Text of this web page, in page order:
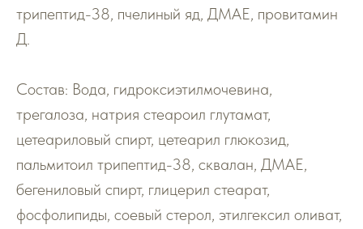
трипептид-38, пчелиный яд, ДМАЕ, провитамин
Д.
Состав: Вода, гидроксиэтилмочевина,
трегалоза, натрия стеароил глутамат,
цетеариловый спирт, цетеарил глюкозид,
пальмитоил трипептид-38, сквалан, ДМАЕ,
бегениловый спирт, глицерил стеарат,
фосфолипиды, соевый стерол, этилгексил оливат,